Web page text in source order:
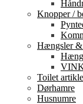
Knopper /
Hængsler
Toilet
Dørhamre
Husnumre